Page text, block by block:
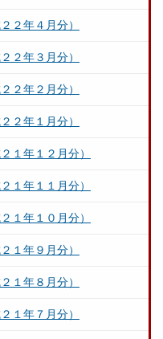
２年４月分）
２年３月分）
２年２月分）
２年１月分）
１年１２月分）
１年１１月分）
１年１０月分）
１年９月分）
１年８月分）
１年７月分）